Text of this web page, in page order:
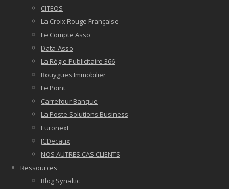
CITEOS
La Croix Rouge Française
Le Compte Asso
Data-Asso
La Régie Publicitaire 366
Bouygues Immobilier
Le Point
Carrefour Banque
La Poste Solutions Business
Euronext
JCDecaux
NOS AUTRES CAS CLIENTS
Ressources
Blog Synaltic